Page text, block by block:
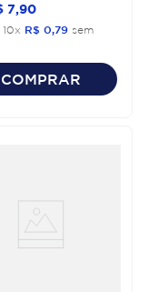
7 90
10x R$ 0 79 sem
COMPRAR